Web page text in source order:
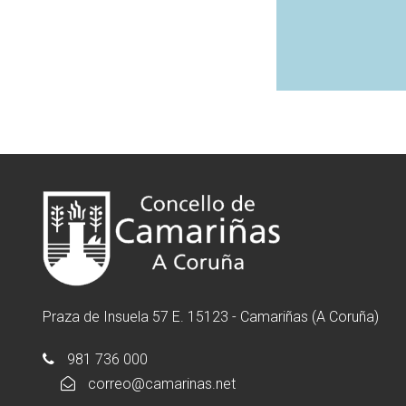
Praza de Insuela 57 E. 15123 - Camariñas (A Coruña)
981 736 000
correo@camarinas.net